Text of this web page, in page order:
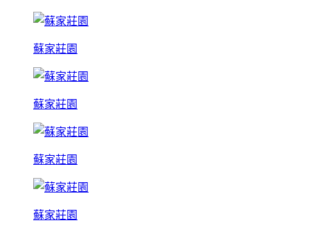
蘇家莊園
蘇家莊園
蘇家莊園
蘇家莊園